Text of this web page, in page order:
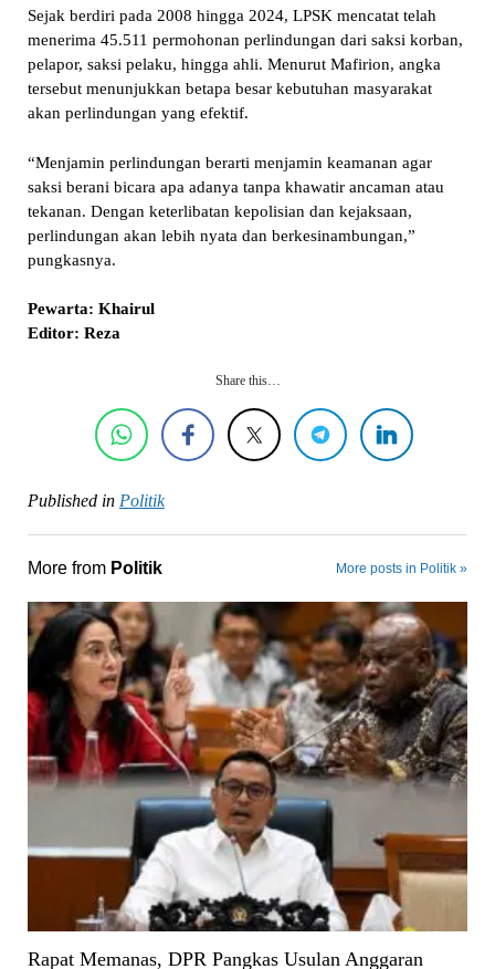
Sejak berdiri pada 2008 hingga 2024, LPSK mencatat telah
menerima 45.511 permohonan perlindungan dari saksi korban,
pelapor, saksi pelaku, hingga ahli. Menurut Mafirion, angka
tersebut menunjukkan betapa besar kebutuhan masyarakat
akan perlindungan yang efektif.
“Menjamin perlindungan berarti menjamin keamanan agar
saksi berani bicara apa adanya tanpa khawatir ancaman atau
tekanan. Dengan keterlibatan kepolisian dan kejaksaan,
perlindungan akan lebih nyata dan berkesinambungan,”
pungkasnya.
Pewarta: Khairul
Editor: Reza
Share this…
Published in Politik
More from Politik More posts in Politik »
Rapat Memanas, DPR Pangkas Usulan Anggaran